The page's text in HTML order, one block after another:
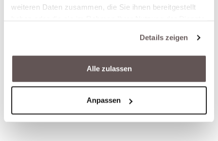
weiteren Daten zusammen, die Sie ihnen bereitgestellt
Details zeigen
Alle zulassen
Anpassen